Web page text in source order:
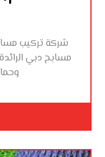
شركة تركيب
مسابح دبي